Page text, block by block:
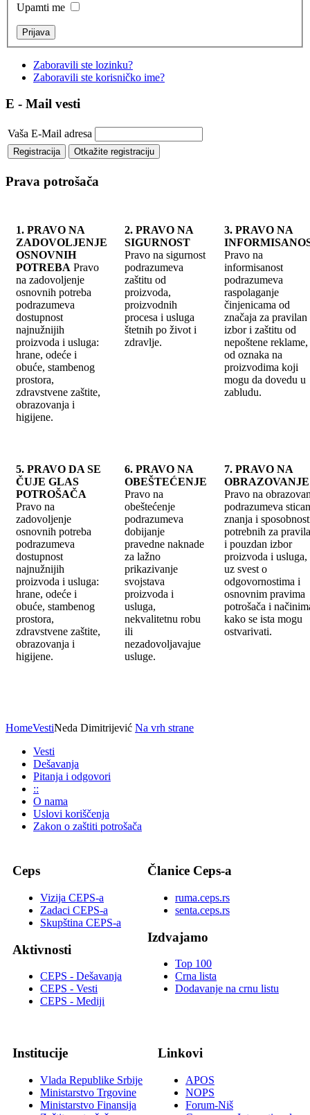
Upamti me
Zaboravili ste lozinku?
Zaboravili ste korisničko ime?
E - Mail vesti
Vaša E-Mail adresa
Prava potrošača
1. PRAVO NA
ZADOVOLJENJE
OSNOVNIH
POTREBA Pravo
na zadovoljenje
osnovnih potreba
podrazumeva
dostupnost
najnužnijih
proizvoda i usluga:
hrane, odeće i
obuće, stambenog
prostora,
zdravstvene zaštite,
obrazovanja i
higijene.
2. PRAVO NA
SIGURNOST
Pravo na sigurnost
podrazumeva
zaštitu od
proizvoda,
proizvodnih
procesa i usluga
štetnih po život i
zdravlje.
3. PRAVO NA
Pravo na
informisanost
podrazumeva
raspolaganje
činjenicama od
značaja za pravilan
izbor i zaštitu od
nepoštene
od oznaka na
proizvodima koji
mogu da dovedu u
zabludu.
5. PRAVO DA SE
ČUJE GLAS
POTROŠAČA
Pravo na
zadovoljenje
osnovnih potreba
podrazumeva
dostupnost
najnužnijih
proizvoda i usluga:
hrane, odeće i
obuće, stambenog
prostora,
zdravstvene zaštite,
obrazovanja i
higijene.
6. PRAVO NA
OBEŠTEĆENJE
Pravo na
obeštećenje
podrazumeva
dobijanje
pravedne naknade
za lažno
prikazivanje
svojstava
proizvoda i
usluga,
nekvalitetnu robu
ili
nezadovoljavajue
usluge.
7. PRAVO NA
OBRAZOVANJE
Pravo na
podrazumeva
znanja i
potrebnih za
i pouzdan izbor
proizvoda i usluga,
uz svest o
odgovornostima i
osnovnim pravima
potrošača i
kako se ista mogu
ostvarivati.
HomeVestiNeda Dimitrijević Na vrh strane
Vesti
Dešavanja
Pitanja i odgovori
::
O nama
Uslovi koriščenja
Zakon o zaštiti potrošača
Ceps
Vizija CEPS-a
Zadaci CEPS-a
Skupština CEPS-a
Aktivnosti
CEPS - Dešavanja
CEPS - Vesti
CEPS - Mediji
Članice Ceps-a
ruma.ceps.rs
senta.ceps.rs
Izdvajamo
Top 100
Crna lista
Dodavanje na crnu listu
Institucije
Vlada Republike Srbije
Ministarstvo Trgovine
Ministarstvo Finansija
Linkovi
APOS
NOPS
Forum-Niš